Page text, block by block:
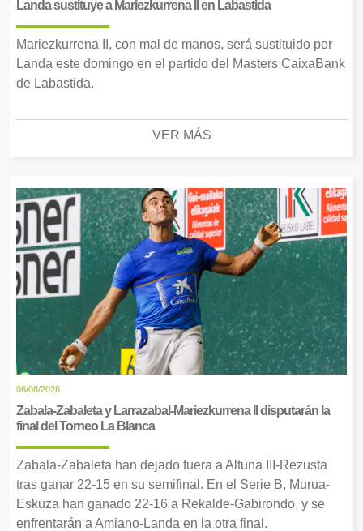
Landa sustituye a Mariezkurrena II en Labastida
Mariezkurrena II, con mal de manos, será sustituido por
Landa este domingo en el partido del Masters CaixaBank
de Labastida.
VER MÁS
06/08/2026
Zabala-Zabaleta y Larrazabal-Mariezkurrena II disputarán la
final del Torneo La Blanca
Zabala-Zabaleta han dejado fuera a Altuna III-Rezusta
tras ganar 22-15 en su semifinal. En el Serie B, Murua-
Eskuza han ganado 22-16 a Rekalde-Gabirondo, y se
enfrentarán a Amiano-Landa en la otra final.